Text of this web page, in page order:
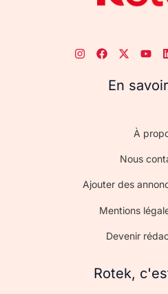
En
À
Nous
Ajouter des
Mentions
Devenir
Rotek,